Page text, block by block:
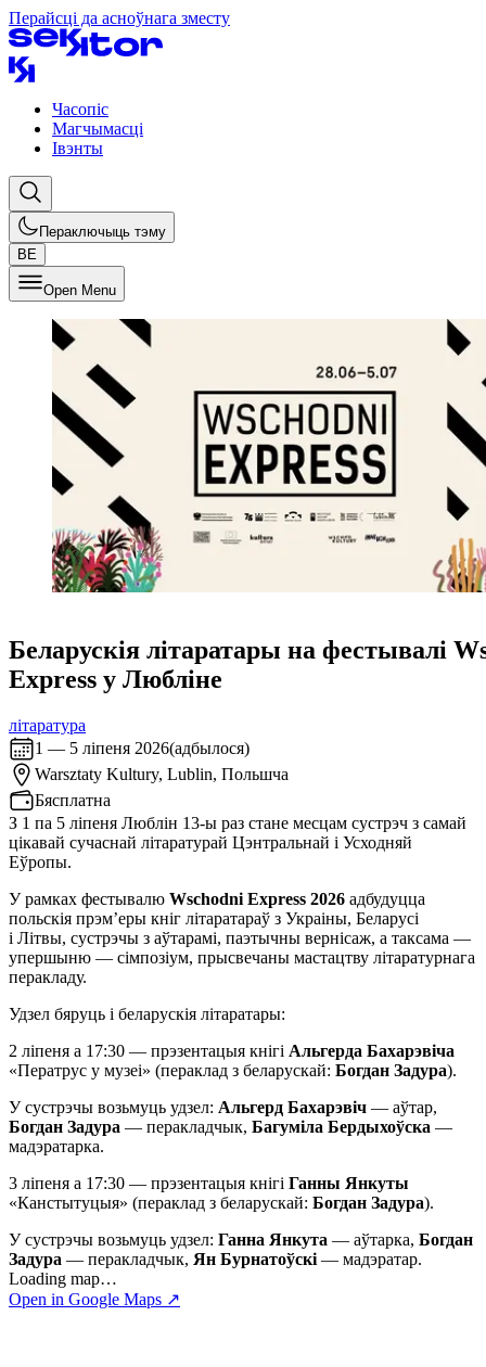
Перайсці да асноўнага зместу
Часопіс
Магчымасці
Івэнты
Пераключыць тэму
BE
Open Menu
Беларускія літаратары на фестывалі
Express у Любліне
літаратура
1 — 5 ліпеня 2026(адбылося)
Warsztaty Kultury, Lublin, Польшча
Бясплатна
З 1 па 5 ліпеня Люблін 13-ы раз стане месцам сустрэч з самай
цікавай сучаснай літаратурай Цэнтральнай і Усходняй
Еўропы.
У рамках фестывалю Wschodni Express 2026 адбудуцца
польскія прэм’еры кніг літаратараў з Украіны, Беларусі
і Літвы, сустрэчы з аўтарамі, паэтычны вернісаж, а таксама —
упершыню — сімпозіум, прысвечаны мастацтву літаратурнага
перакладу.
Удзел бяруць і беларускія літаратары:
2 ліпеня а 17:30 — прэзентацыя кнігі Альгерда Бахарэвіча
«Ператрус у музеі» (пераклад з беларускай: Богдан Задура).
У сустрэчы возьмуць удзел: Альгерд Бахарэвіч — аўтар,
Богдан Задура — перакладчык, Багуміла Бердыхоўска —
мадэратарка.
3 ліпеня а 17:30 — прэзентацыя кнігі Ганны Янкуты
«Канстытуцыя» (пераклад з беларускай: Богдан Задура).
У сустрэчы возьмуць удзел: Ганна Янкута — аўтарка, Богдан
Задура — перакладчык, Ян Бурнатоўскі — мадэратар.
Loading map…
Open in Google Maps ↗